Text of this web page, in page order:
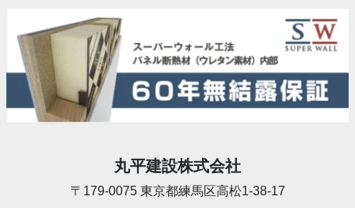
丸平建設株式会社
〒179-0075 東京都練馬区高松1-38-17